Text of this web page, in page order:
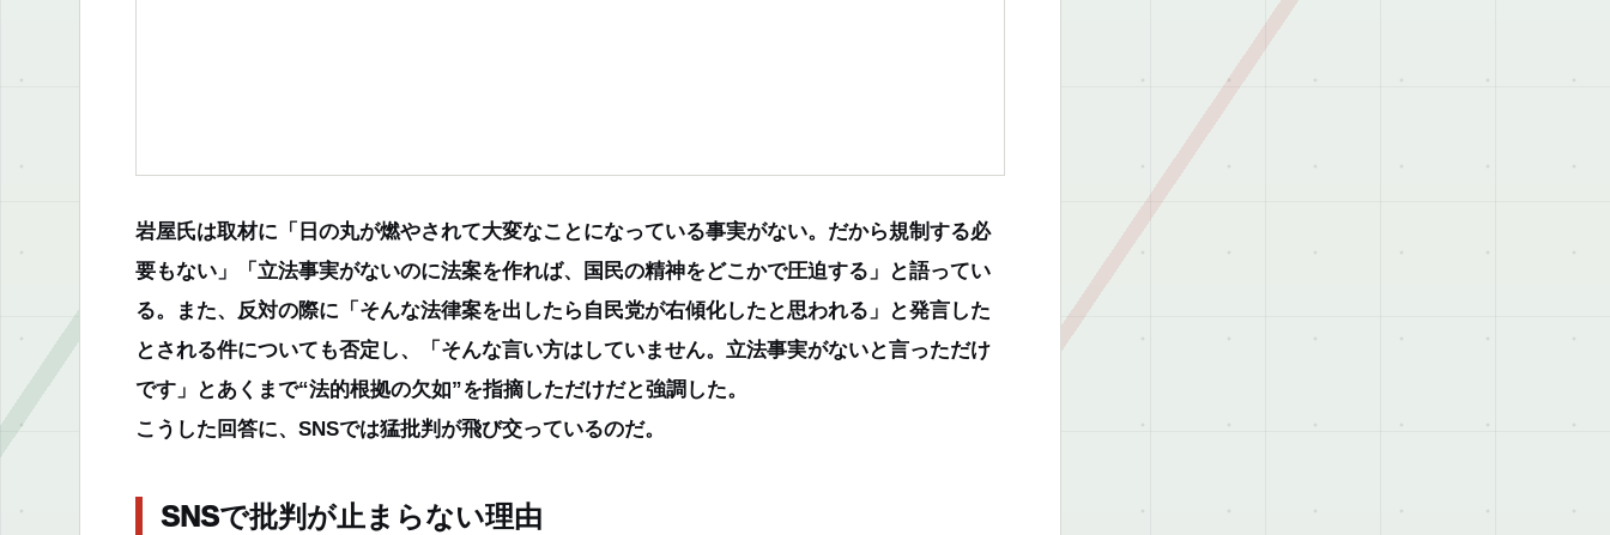
岩屋氏は取材に「日の丸が燃やされて大変なことになっている事実がない。だから規制する必
要もない」「立法事実がないのに法案を作れば、国民の精神をどこかで圧迫する」と語ってい
る。また、反対の際に「そんな法律案を出したら自民党が右傾化したと思われる」と発言した
とされる件についても否定し、「そんな言い方はしていません。立法事実がないと言っただけ
です」とあくまで“法的根拠の欠如”を指摘しただけだと強調した。
こうした回答に、SNSでは猛批判が飛び交っているのだ。
SNSで批判が止まらない理由